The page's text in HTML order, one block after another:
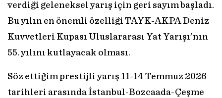
verdiği geleneksel yarış için geri sayım başladı.
Bu yılın en önemli özelliği TAYK-AKPA Deniz
Kuvvetleri Kupası Uluslararası Yat Yarışı’nın
55. yılını kutlayacak olması.
Söz ettiğim prestijli yarış 11-14 Temmuz 2026
tarihleri arasında İstanbul-Bozcaada-Çeşme